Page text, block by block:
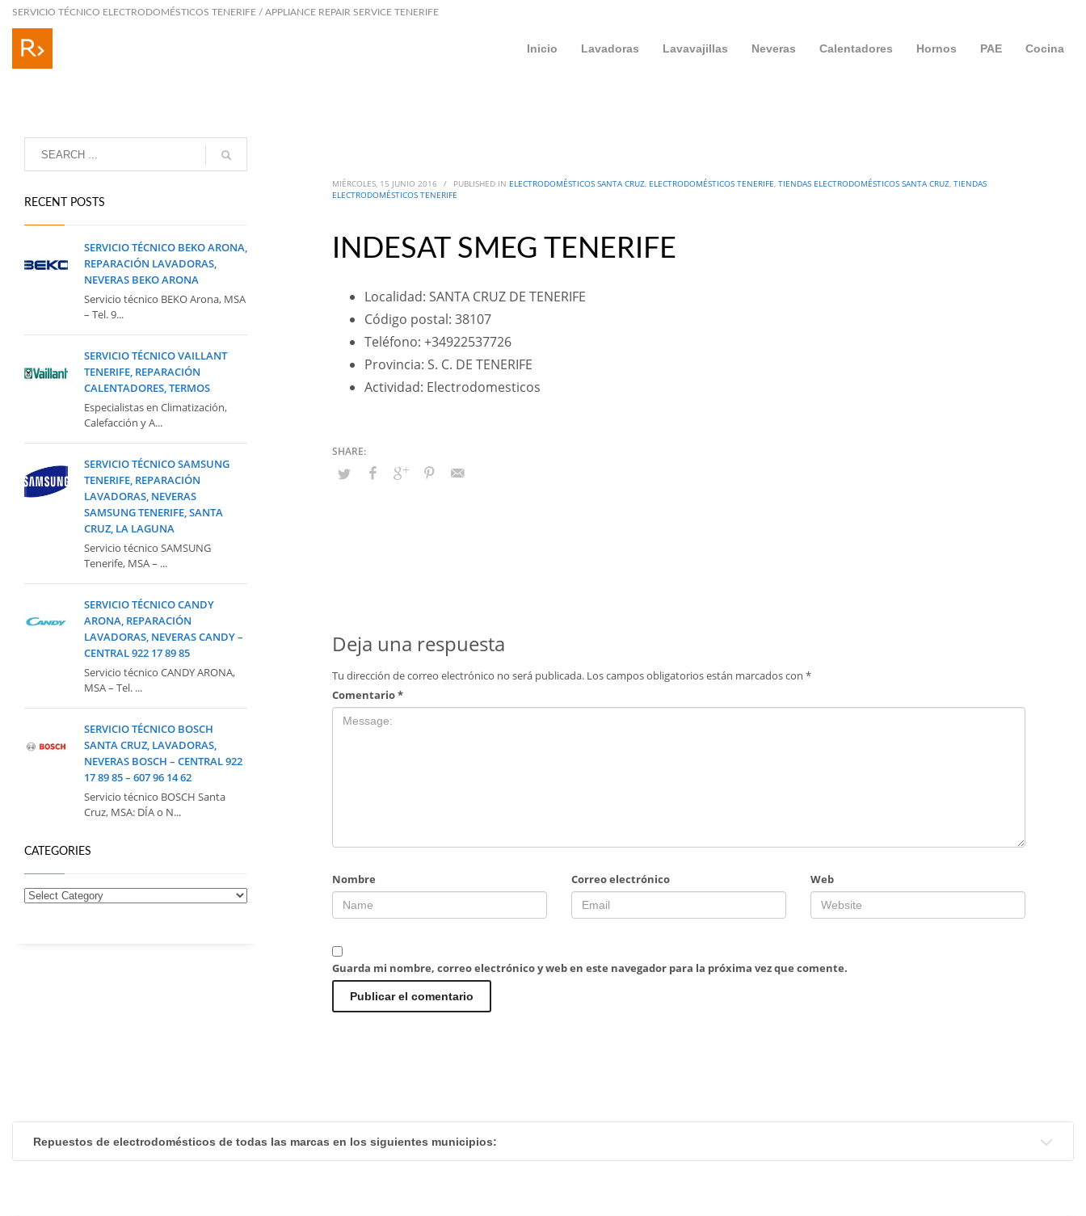
SERVICIO TÉCNICO ELECTRODOMÉSTICOS TENERIFE / APPLIANCE REPAIR SERVICE TENERIFE
Inicio Lavadoras Lavavajillas Neveras Calentadores Hornos PAE Cocina
MIÉRCOLES, 15 JUNIO 2016 / PUBLISHED IN ELECTRODOMÉSTICOS SANTA CRUZ, ELECTRODOMÉSTICOS TENERIFE, TIENDAS ELECTRODOMÉSTICOS SANTA CRUZ, TIENDAS
ELECTRODOMÉSTICOS TENERIFE
INDESAT SMEG TENERIFE
Localidad: SANTA CRUZ DE TENERIFE
Código postal: 38107
Teléfono: +34922537726
Provincia: S. C. DE TENERIFE
Actividad: Electrodomesticos
Deja una respuesta
Tu dirección de correo electrónico no será publicada. Los campos obligatorios están marcados con *
Comentario*
Nombre Correo electrónico Web
Guarda mi nombre, correo electrónico y web en este navegador para la próxima vez que comente.
RECENT POSTS
SERVICIO TÉCNICO BEKO ARONA,
REPARACIÓN LAVADORAS,
NEVERAS BEKO ARONA
Servicio técnico BEKO Arona, MSA
– Tel. 9...
SERVICIO TÉCNICO VAILLANT
TENERIFE, REPARACIÓN
CALENTADORES, TERMOS
Especialistas en Climatización,
Calefacción y A...
SERVICIO TÉCNICO SAMSUNG
TENERIFE, REPARACIÓN
LAVADORAS, NEVERAS
SAMSUNG TENERIFE, SANTA
CRUZ, LA LAGUNA
Servicio técnico SAMSUNG
Tenerife, MSA – ...
SERVICIO TÉCNICO CANDY
ARONA, REPARACIÓN
LAVADORAS, NEVERAS CANDY –
CENTRAL 922 17 89 85
Servicio técnico CANDY ARONA,
MSA – Tel. ...
SERVICIO TÉCNICO BOSCH
SANTA CRUZ, LAVADORAS,
NEVERAS BOSCH – CENTRAL 922
17 89 85 – 607 96 14 62
Servicio técnico BOSCH Santa
Cruz, MSA: DÍA o N...
CATEGORIES
Repuestos de electrodomésticos de todas las marcas en los siguientes municipios: